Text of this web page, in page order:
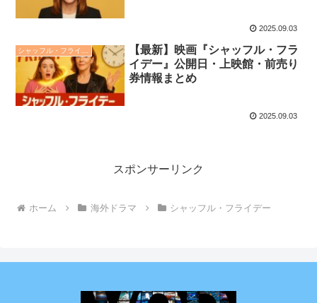
2025.09.03
【最新】映画『シャッフル・フラ
イデー』公開日・上映館・前売り
券情報まとめ
2025.09.03
スポンサーリンク
ホーム 海外ドラマ シャッフル・フライデー